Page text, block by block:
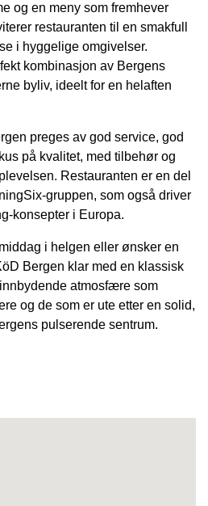
og en meny som fremhever
restauranten til en smakfull
i hyggelige omgivelser.
kombinasjon av Bergens
byliv, ideelt for en helaften
preges av god service, god
på kvalitet, med tilbehør og
Restauranten er en del
gruppen, som også driver
konsepter i Europa.
i helgen eller ønsker en
Bergen klar med en klassisk
atmosfære som
og de som er ute etter en solid,
pulserende sentrum.